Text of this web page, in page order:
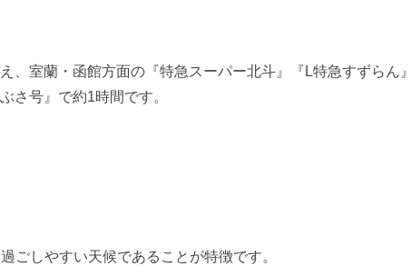
、室蘭・函館方面の『特急スーパー北斗』『L特急すずらん』
さ号』で約1時間です。
ごしやすい天候であることが特徴です。